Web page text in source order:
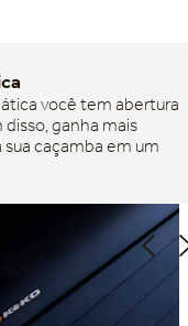
você tem abertura
ganha mais
caçamba em um